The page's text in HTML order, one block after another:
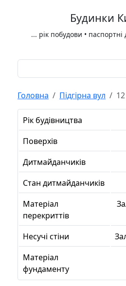
Будинки
... рік побудови • паспортні
Головна Підгірна вул 12
Рік будівництва
Поверхів
Дитмайданчиків
Стан дитмайданчиків
Матеріал
перекриттів
Несучі стіни
Матеріал
фундаменту